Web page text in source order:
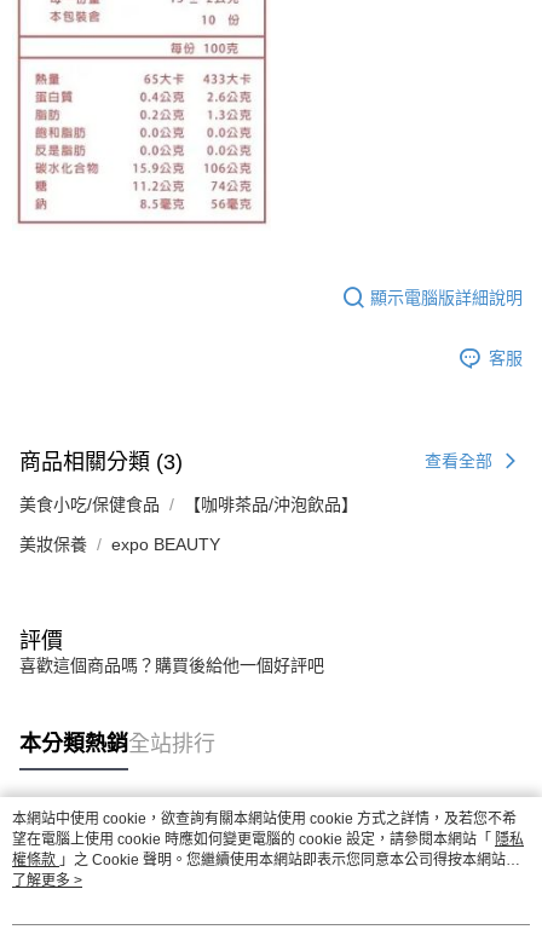
顯示電腦版詳細說明
客服
商品相關分類 (3) 查看全部
美食小吃/保健食品 【咖啡茶品/沖泡飲品】
美妝保養 expo BEAUTY
評價
喜歡這個商品嗎？購買後給他一個好評吧
本分類熱銷全站排行
熱門標籤
本網站中使用 cookie，欲查詢有關本網站使用 cookie 方式之詳情，及若您不希
望在電腦上使用 cookie 時應如何變更電腦的 cookie 設定，請參閱本網站「 隱私
權條款 」之 Cookie 聲明。您繼續使用本網站即表示您同意本公司得按本網站使
用條款之 Cookie 聲明使用 cookie。
了解更多 >